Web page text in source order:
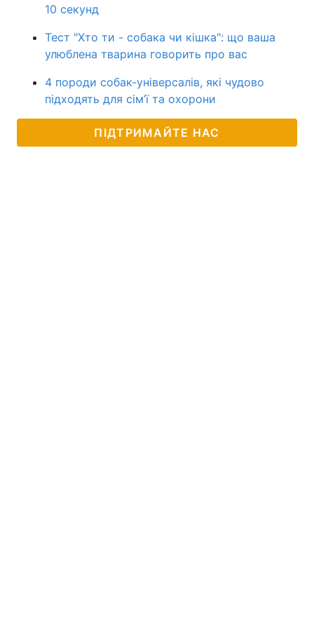
10 секунд
Тест "Хто ти - собака чи кішка": що ваша
улюблена тварина говорить про вас
4 породи собак-універсалів, які чудово
підходять для сім’ї та охорони
ПІДТРИМАЙТЕ НАС